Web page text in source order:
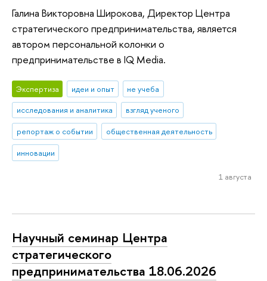
Галина Викторовна Широкова, Директор Центра
стратегического предпринимательства, является
автором персональной колонки о
предпринимательстве в IQ Media.
Экспертиза идеи и опыт
не учеба
исследования и аналитика
взгляд ученого
репортаж о событии
общественная деятельность
инновации
1 августа
Научный семинар Центра
стратегического
предпринимательства 18.06.2026